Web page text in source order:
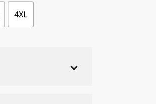
4XL